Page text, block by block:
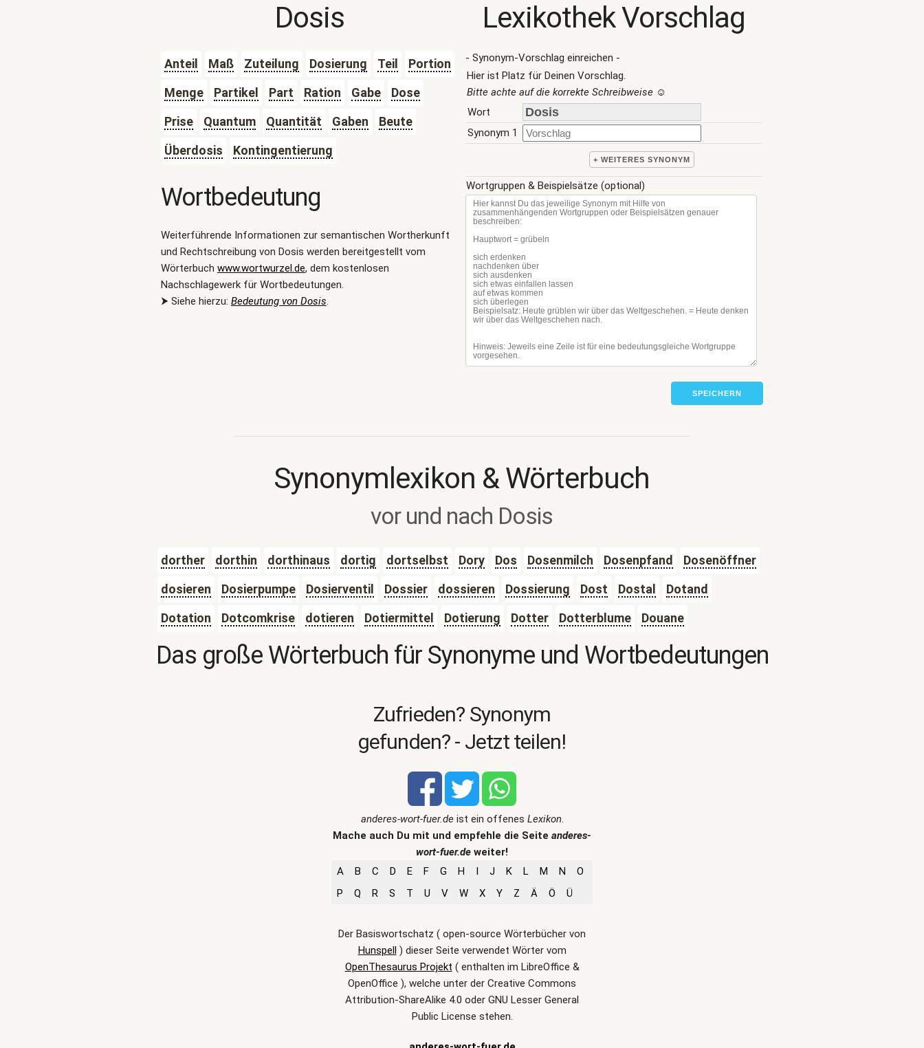
Dosis
Anteil Maß Zuteilung Dosierung Teil
Portion
Menge
Partikel Part Ration Gabe
Dose
Prise
Quantum Quantität Gaben
Beute
Überdosis
Kontingentierung
Wortbedeutung
Weiterführende Informationen zur semantischen Wortherkunft
und Rechtschreibung von Dosis werden bereitgestellt vom
Wörterbuch www.wortwurzel.de, dem kostenlosen
Nachschlagewerk für Wortbedeutungen.
⮞ Siehe hierzu: Bedeutung von Dosis.
Lexikothek Vorschlag
- Synonym-Vorschlag einreichen -
Hier ist Platz für Deinen Vorschlag.
Bitte achte auf die korrekte Schreibweise☺
Wort
Synonym 1
+ WEITERES SYNONYM
Wortgruppen & Beispielsätze (optional)
SPEICHERN
Synonymlexikon & Wörterbuch
vor und nach Dosis
dorther dorthin dorthinaus dortig dortselbst Dory Dos Dosenmilch Dosenpfand
Dosenöffner
dosieren
Dosierpumpe Dosierventil Dossier dossieren Dossierung Dost Dostal
Dotand
Dotation
Dotcomkrise dotieren Dotiermittel Dotierung Dotter Dotterblume Douane
Das große Wörterbuch für Synonyme und Wortbedeutungen
Zufrieden? Synonym
gefunden? - Jetzt teilen!
anderes-wort-fuer.deist ein offenes Lexikon.
Mache auch Du mit und empfehle die Seite anderes-
wort-fuer.de weiter!
A
B C D E F G H I J K L M N
O
P
Q R S T U V W X Y Z Ä Ö Ü
Der Basiswortschatz ( open-source Wörterbücher von
Hunspell) dieser Seite verwendet Wörter vom
OpenThesaurus Projekt ( enthalten im LibreOffice &
OpenOffice ), welche unter der Creative Commons
Attribution-ShareAlike 4.0 oder GNU Lesser General
Public License stehen.